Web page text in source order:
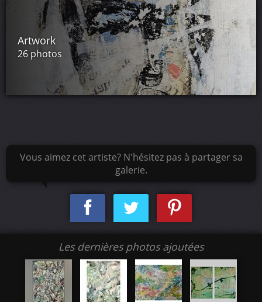
Artwork
26 photos
Vous aimez cet artiste? N'hésitez pas à partager sa
galerie.
Les dernières photos ajoutées